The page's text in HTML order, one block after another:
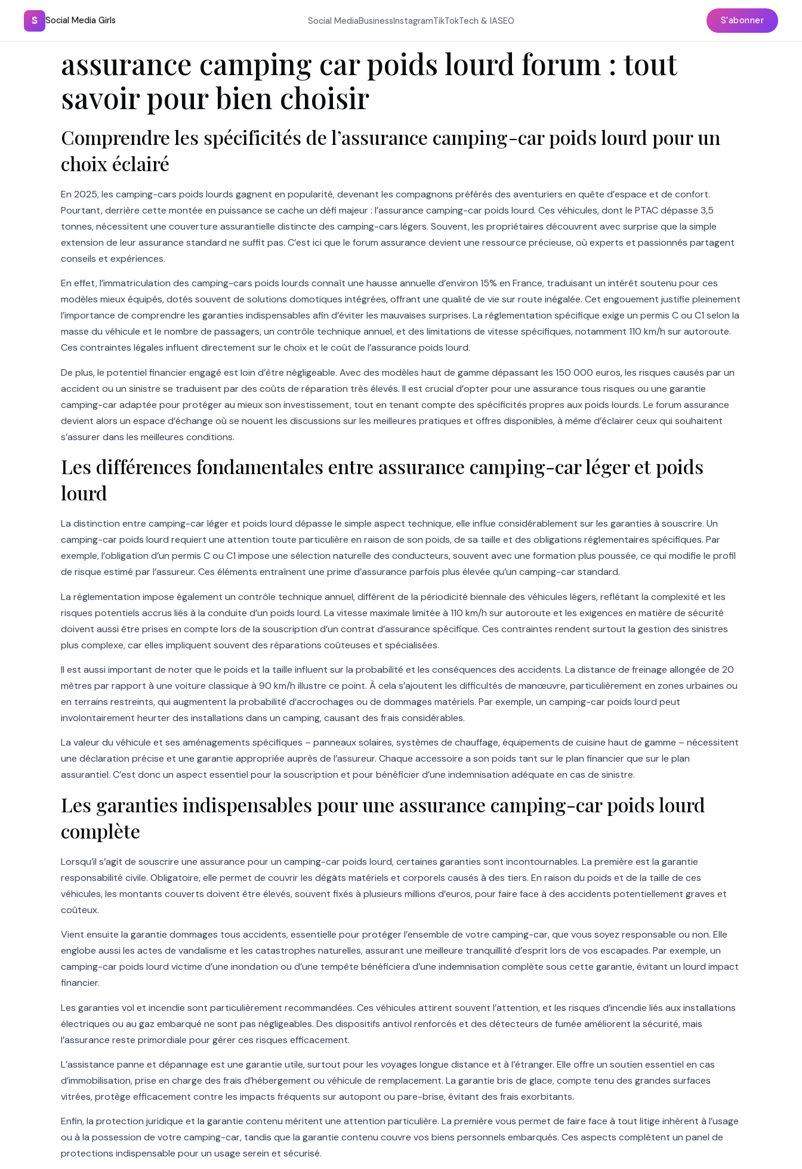
S Social Media Girls Social MediaBusinessInstagramTikTokTech & IASEO S'abonner
assurance camping car poids lourd forum : tout
savoir pour bien choisir
Comprendre les spécificités de l’assurance camping-car poids lourd pour un
choix éclairé
En 2025, les camping-cars poids lourds gagnent en popularité, devenant les compagnons préférés des aventuriers en quête d’espace et de confort.
Pourtant, derrière cette montée en puissance se cache un défi majeur : l’assurance camping-car poids lourd. Ces véhicules, dont le PTAC dépasse 3,5
tonnes, nécessitent une couverture assurantielle distincte des camping-cars légers. Souvent, les propriétaires découvrent avec surprise que la simple
extension de leur assurance standard ne suffit pas. C’est ici que le forum assurance devient une ressource précieuse, où experts et passionnés partagent
conseils et expériences.
En effet, l’immatriculation des camping-cars poids lourds connaît une hausse annuelle d’environ 15% en France, traduisant un intérêt soutenu pour ces
modèles mieux équipés, dotés souvent de solutions domotiques intégrées, offrant une qualité de vie sur route inégalée. Cet engouement justifie pleinement
l’importance de comprendre les garanties indispensables afin d’éviter les mauvaises surprises. La réglementation spécifique exige un permis C ou C1 selon la
masse du véhicule et le nombre de passagers, un contrôle technique annuel, et des limitations de vitesse spécifiques, notamment 110 km/h sur autoroute.
Ces contraintes légales influent directement sur le choix et le coût de l’assurance poids lourd.
De plus, le potentiel financier engagé est loin d’être négligeable. Avec des modèles haut de gamme dépassant les 150 000 euros, les risques causés par un
accident ou un sinistre se traduisent par des coûts de réparation très élevés. Il est crucial d’opter pour une assurance tous risques ou une garantie
camping-car adaptée pour protéger au mieux son investissement, tout en tenant compte des spécificités propres aux poids lourds. Le forum assurance
devient alors un espace d’échange où se nouent les discussions sur les meilleures pratiques et offres disponibles, à même d’éclairer ceux qui souhaitent
s’assurer dans les meilleures conditions.
Les différences fondamentales entre assurance camping-car léger et poids
lourd
La distinction entre camping-car léger et poids lourd dépasse le simple aspect technique, elle influe considérablement sur les garanties à souscrire. Un
camping-car poids lourd requiert une attention toute particulière en raison de son poids, de sa taille et des obligations réglementaires spécifiques. Par
exemple, l’obligation d’un permis C ou C1 impose une sélection naturelle des conducteurs, souvent avec une formation plus poussée, ce qui modifie le profil
de risque estimé par l’assureur. Ces éléments entraînent une prime d’assurance parfois plus élevée qu’un camping-car standard.
La réglementation impose également un contrôle technique annuel, différent de la périodicité biennale des véhicules légers, reflétant la complexité et les
risques potentiels accrus liés à la conduite d’un poids lourd. La vitesse maximale limitée à 110 km/h sur autoroute et les exigences en matière de sécurité
doivent aussi être prises en compte lors de la souscription d’un contrat d’assurance spécifique. Ces contraintes rendent surtout la gestion des sinistres
plus complexe, car elles impliquent souvent des réparations coûteuses et spécialisées.
Il est aussi important de noter que le poids et la taille influent sur la probabilité et les conséquences des accidents. La distance de freinage allongée de 20
mètres par rapport à une voiture classique à 90 km/h illustre ce point. À cela s’ajoutent les difficultés de manœuvre, particulièrement en zones urbaines ou
en terrains restreints, qui augmentent la probabilité d’accrochages ou de dommages matériels. Par exemple, un camping-car poids lourd peut
involontairement heurter des installations dans un camping, causant des frais considérables.
La valeur du véhicule et ses aménagements spécifiques – panneaux solaires, systèmes de chauffage, équipements de cuisine haut de gamme – nécessitent
une déclaration précise et une garantie appropriée auprès de l’assureur. Chaque accessoire a son poids tant sur le plan financier que sur le plan
assurantiel. C’est donc un aspect essentiel pour la souscription et pour bénéficier d’une indemnisation adéquate en cas de sinistre.
Les garanties indispensables pour une assurance camping-car poids lourd
complète
Lorsqu’il s’agit de souscrire une assurance pour un camping-car poids lourd, certaines garanties sont incontournables. La première est la garantie
responsabilité civile. Obligatoire, elle permet de couvrir les dégâts matériels et corporels causés à des tiers. En raison du poids et de la taille de ces
véhicules, les montants couverts doivent être élevés, souvent fixés à plusieurs millions d’euros, pour faire face à des accidents potentiellement graves et
coûteux.
Vient ensuite la garantie dommages tous accidents, essentielle pour protéger l’ensemble de votre camping-car, que vous soyez responsable ou non. Elle
englobe aussi les actes de vandalisme et les catastrophes naturelles, assurant une meilleure tranquillité d’esprit lors de vos escapades. Par exemple, un
camping-car poids lourd victime d’une inondation ou d’une tempête bénéficiera d’une indemnisation complète sous cette garantie, évitant un lourd impact
financier.
Les garanties vol et incendie sont particulièrement recommandées. Ces véhicules attirent souvent l’attention, et les risques d’incendie liés aux installations
électriques ou au gaz embarqué ne sont pas négligeables. Des dispositifs antivol renforcés et des détecteurs de fumée améliorent la sécurité, mais
l’assurance reste primordiale pour gérer ces risques efficacement.
L’assistance panne et dépannage est une garantie utile, surtout pour les voyages longue distance et à l’étranger. Elle offre un soutien essentiel en cas
d’immobilisation, prise en charge des frais d’hébergement ou véhicule de remplacement. La garantie bris de glace, compte tenu des grandes surfaces
vitrées, protège efficacement contre les impacts fréquents sur autopont ou pare-brise, évitant des frais exorbitants.
Enfin, la protection juridique et la garantie contenu méritent une attention particulière. La première vous permet de faire face à tout litige inhérent à l’usage
ou à la possession de votre camping-car, tandis que la garantie contenu couvre vos biens personnels embarqués. Ces aspects complètent un panel de
protections indispensable pour un usage serein et sécurisé.